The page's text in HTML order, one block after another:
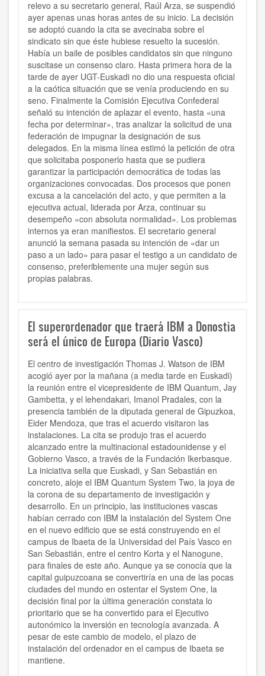
relevo a su secretario general, Raúl Arza, se suspendió
ayer apenas unas horas antes de su inicio. La decisión
se adoptó cuando la cita se avecinaba sobre el
sindicato sin que éste hubiese resuelto la sucesión.
Había un baile de posibles candidatos sin que ninguno
suscitase un consenso claro. Hasta primera hora de la
tarde de ayer UGT-Euskadi no dio una respuesta oficial
a la caótica situación que se venía produciendo en su
seno. Finalmente la Comisión Ejecutiva Confederal
señaló su intención de aplazar el evento, hasta «una
fecha por determinar», tras analizar la solicitud de una
federación de impugnar la designación de sus
delegados. En la misma línea estimó la petición de otra
que solicitaba posponerlo hasta que se pudiera
garantizar la participación democrática de todas las
organizaciones convocadas. Dos procesos que ponen
excusa a la cancelación del acto, y que permiten a la
ejecutiva actual, liderada por Arza, continuar su
desempeño «con absoluta normalidad». Los problemas
internos ya eran manifiestos. El secretario general
anunció la semana pasada su intención de «dar un
paso a un lado» para pasar el testigo a un candidato de
consenso, preferiblemente una mujer según sus
propias palabras.
El superordenador que traerá IBM a Donostia
será el único de Europa (Diario Vasco)
El centro de investigación Thomas J. Watson de IBM
acogió ayer por la mañana (a media tarde en Euskadi)
la reunión entre el vicepresidente de IBM Quantum, Jay
Gambetta, y el lehendakari, Imanol Pradales, con la
presencia también de la diputada general de Gipuzkoa,
Eider Mendoza, que tras el acuerdo visitaron las
instalaciones. La cita se produjo tras el acuerdo
alcanzado entre la multinacional estadounidense y el
Gobierno Vasco, a través de la Fundación Ikerbasque.
La iniciativa sella que Euskadi, y San Sebastián en
concreto, aloje el IBM Quantum System Two, la joya de
la corona de su departamento de investigación y
desarrollo. En un principio, las instituciones vascas
habían cerrado con IBM la instalación del System One
en el nuevo edificio que se está construyendo en el
campus de Ibaeta de la Universidad del País Vasco en
San Sebastián, entre el centro Korta y el Nanogune,
para finales de este año. Aunque ya se conocía que la
capital guipuzcoana se convertiría en una de las pocas
ciudades del mundo en ostentar el System One, la
decisión final por la última generación constata lo
prioritario que se ha convertido para el Ejecutivo
autonómico la inversión en tecnología avanzada. A
pesar de este cambio de modelo, el plazo de
instalación del ordenador en el campus de Ibaeta se
mantiene.